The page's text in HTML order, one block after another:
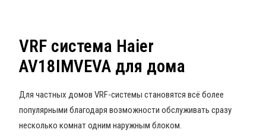
VRF система Haier
AV18IMVEVA для дома
Для частных домов VRF-системы становятся всё более
популярными благодаря возможности обслуживать сразу
несколько комнат одним наружным блоком.